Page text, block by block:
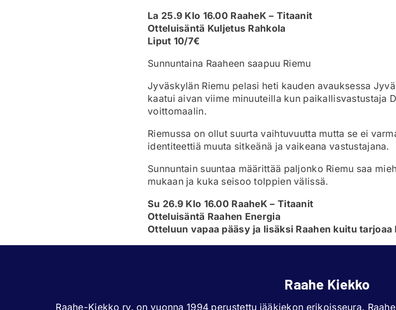
La 25.9 Klo 16.00 RaaheK – Titaanit
Otteluisäntä Kuljetus Rahkola
Liput 10/7€
Sunnuntaina Raaheen saapuu Riemu
Jyväskylän Riemu pelasi heti kauden avauksessa
kaatui aivan viime minuuteilla kun paikallisvastustaja
voittomaalin.
Riemussa on ollut suurta vaihtuvuutta mutta se ei
identiteettiä muuta sitkeänä ja vaikeana vastustajana.
Sunnuntain suuntaa määrittää paljonko Riemu saa
mukaan ja kuka seisoo tolppien välissä.
Su 26.9 Klo 16.00 RaaheK – Titaanit
Otteluisäntä Raahen Energia
Otteluun vapaa pääsy ja lisäksi Raahen kuitu tarjoaa
Raahe Kiekko
Raahe-Kiekko ry. on vuonna 1994 perustettu jääkiekon erikoisseura.